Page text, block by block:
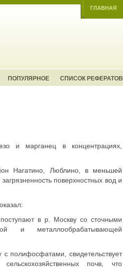
ГЛАВНАЯ
ПОПУЛЯРНОЕ СПИСОК РЕФЕРАТОВ
и марганец в концентрациях,
Нагатино, Люблино, в меньшей
поверхностных вод и
в р. Москву со сточными
и металлообрабатывающей
полифосфатами, свидетельствует
почв, что